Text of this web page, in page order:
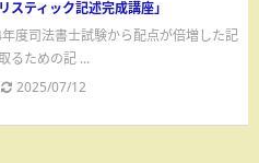
スティック記述完成講座」
度司法書士試験から配点が倍増した記
るための記 ...
2025/07/12